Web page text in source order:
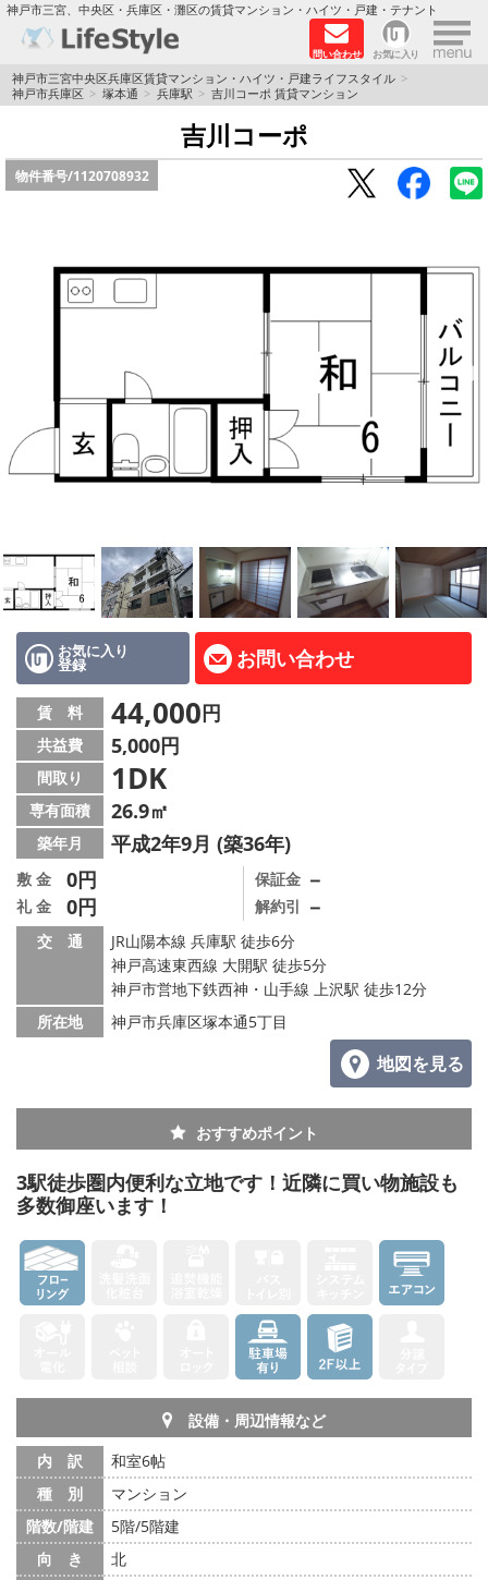
神戸市三宮、中央区・兵庫区・灘区の賃貸マンション・ハイツ・戸建・テナント
問い合わせ お気に入り ×
TOPページ
神戸の単身向けマンション特集
新築物件
保証人不要
リノベーション物件
ペット飼育可能
地域から探す
地図から探す
店舗情報·アクセス
会社概要
メールでお問い合わせ
神戸市三宮中央区兵庫区賃貸マンション・ハイツ・戸建ライフスタイル
神戸市兵庫区
塚本通 兵庫駅 吉川コーポ 賃貸マンション
吉川コーポ
物件番号/1120708932
お気に入り
登録 お問い合わせ
賃 料 44,000円
共益費 5,000円
間取り 1DK
専有面積 26.9㎡
築年月 平成2年9月 (築36年)
敷 金 0円
礼 金 0円
保証金 －
解約引 －
交 通
JR山陽本線 兵庫駅 徒歩6分
神戸高速東西線 大開駅 徒歩5分
神戸市営地下鉄西神・山手線 上沢駅 徒歩12分
所在地
神戸市兵庫区塚本通5丁目
地図を見る
おすすめポイント
3駅徒歩圏内便利な立地です！近隣に買い物施設も
多数御座います！
設備・周辺情報など
内 訳
和室6帖
種 別
マンション
階数/階建
5階/5階建
向 き
北